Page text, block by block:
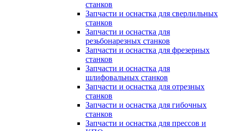
станков
Запчасти и оснастка для сверлильных
станков
Запчасти и оснастка для
резьбонарезных станков
Запчасти и оснастка для фрезерных
станков
Запчасти и оснастка для
шлифовальных станков
Запчасти и оснастка для отрезных
станков
Запчасти и оснастка для гибочных
станков
Запчасти и оснастка для прессов и